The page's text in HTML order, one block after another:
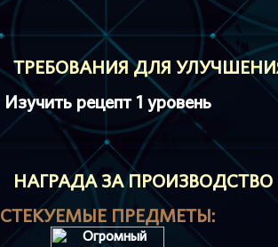
ТРЕБОВАНИЯ ДЛЯ
Изучить рецепт 1 уровень
HАГРАДА ЗА ПРОИЗВОДСТВО
СТЕКУЕМЫЕ ПРЕДМЕТЫ: